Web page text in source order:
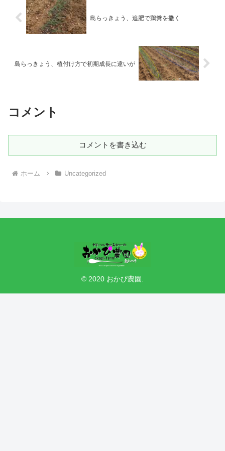
島らっきょう、追肥で鶏糞を撒く
島らっきょう、植付け方で初期成長に違いが
コメント
コメントを書き込む
ホーム Uncategorized
© 2020 おかぴ農園.